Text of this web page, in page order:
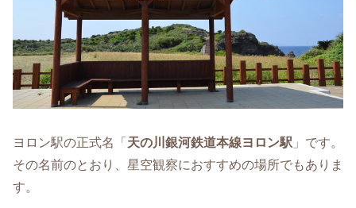
ヨロン駅の正式名「 天の川銀河鉄道本線ヨロン駅 」です。
その名前のとおり、星空観察におすすめの場所でもありま
す。